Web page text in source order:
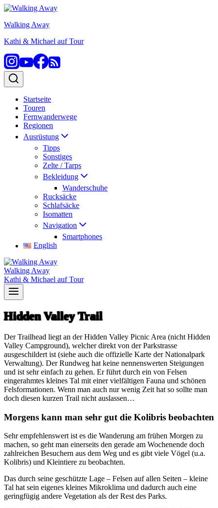
Zum
springen
Walking Away
Kathi & Michael auf Tour
Startseite
Touren
Fernwanderwege
Regionen
Ausrüstung
Tipps
Sonstiges
Zelte / Tarps
Bekleidung
Wanderschuhe
Rucksäcke
Schlafsäcke
Isomatten
Navigation
Smartphones
English
Walking Away
Kathi & Michael auf Tour
Hidden Valley Trail
Der Trailhead liegt an der Hidden Valley Picnic Area (nicht Hidden
Valley Campground), welcher direkt von der Parkstrasse
ausgeschildert ist (siehe auch die offizielle Karte der Nationalpark
Verwaltung). Der Rundweg hat keine nennenswerten Steigungen
und ist sehr einfach zu gehen. Er führt durch ein von Felsen
eingerahmtes kleines Tal mit einer vielfältigen Fauna und schönen
Felsformationen. Wenn man auch nur wenig Zeit hat so sollte man
doch diesen kurzen Trail nicht auslassen…
Morgens kann man sehr gut die Kolibris beobachten
Sehr empfehlenswert ist es die Wanderung am frühen Morgen zu
machen, so geht man einerseits den gerade am Wochenende doch
zahlreichen Besuchern aus dem Weg und es gibt viele Vögel (u.a.
Kolibris) und Kleintiere zu beobachten.
Das durch seine geschützte Lage – Felsen auf allen Seiten – kleine
Tal hat sein eigenes kleines Mikroklima und dadurch auch eine
geringfügig andere Vegetation als der Rest des Parks.